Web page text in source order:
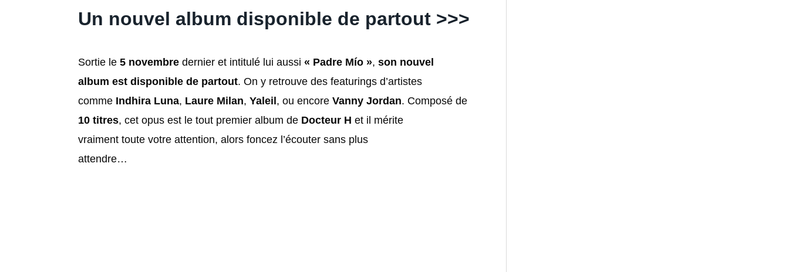
Un nouvel album disponible de partout >>>
Sortie le 5 novembre dernier et intitulé lui aussi « Padre Mío », son nouvel
album est disponible de partout. On y retrouve des featurings d’artistes
comme Indhira Luna, Laure Milan, Yaleil, ou encore Vanny Jordan. Composé de
10 titres, cet opus est le tout premier album de Docteur H et il mérite
vraiment toute votre attention, alors foncez l’écouter sans plus
attendre…